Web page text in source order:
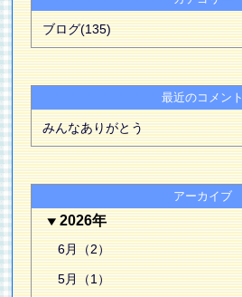
ブログ(135)
最近のコメント
みんなありがとう
アーカイブ
2026年
6月（2）
5月（1）